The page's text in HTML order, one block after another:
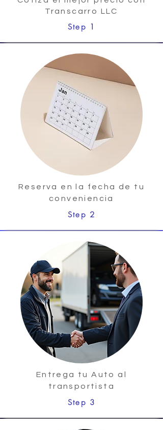
Transcarro LLC
Step 1
Reserva en la fecha de tu
conveniencia
Step 2
Entrega tu Auto al
transportista
Step 3